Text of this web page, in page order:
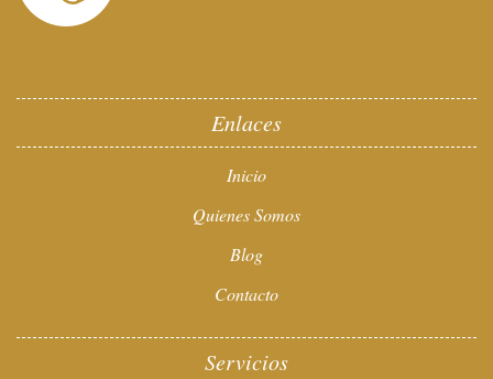
Enlaces
Inicio
Quienes Somos
Blog
Contacto
Servicios